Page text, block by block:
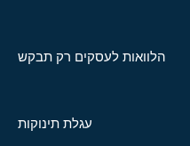
הלוואות לעסקים רק תבקש
עגלת תינוקות